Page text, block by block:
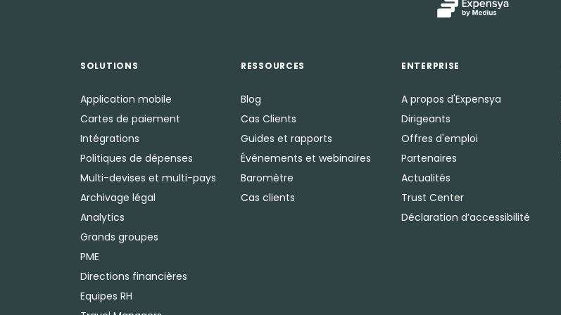
SOLUTIONS
Application mobile
Cartes de paiement
Intégrations
Politiques de dépenses
Multi-devises et multi-pays
Archivage légal
Analytics
Grands groupes
PME
Directions financières
Equipes RH
RESSOURCES
Blog
Cas Clients
Guides et rapports
Événements et webinaires
Baromètre
Cas clients
ENTERPRISE
A propos d'Expensya
Dirigeants
Offres d'emploi
Partenaires
Actualités
Trust Center
Déclaration d’accessibilité